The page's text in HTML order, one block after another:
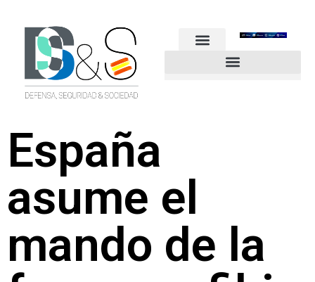
España
asume el
mando de la